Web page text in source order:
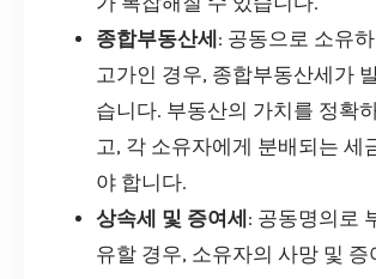
종합부동산세 : 공동으로 소유
고가인 경우, 종합부동산세가
습니다. 부동산의 가치를 정확
고, 각 소유자에게 분배되는 세
야 합니다.
상속세 및 증여세 : 공동명의로
유할 경우, 소유자의 사망 및 증